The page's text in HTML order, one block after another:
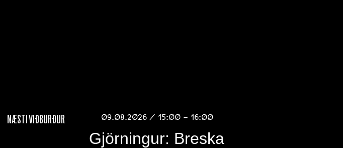
NÆSTI VIÐBURÐUR 09.08.2026 / 15:00 - 16:00
Gjörningur: Breska